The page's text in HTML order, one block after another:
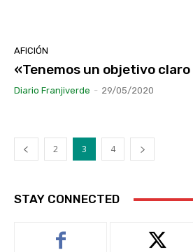
AFICIÓN
«Tenemos un objetivo claro
Diario Franjiverde - 29/05/2020
2 3 4
STAY CONNECTED